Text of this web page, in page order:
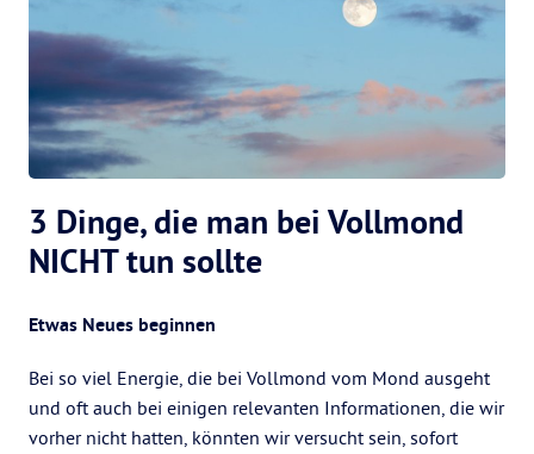
3 Dinge, die man bei Vollmond
NICHT tun sollte
Etwas Neues beginnen
Bei so viel Energie, die bei Vollmond vom Mond ausgeht
und oft auch bei einigen relevanten Informationen, die wir
vorher nicht hatten, könnten wir versucht sein, sofort